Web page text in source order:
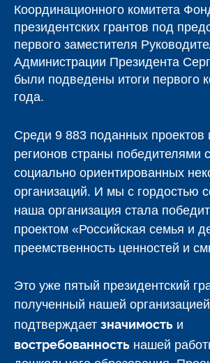
Координационного комитета
президентских грантов под
первого заместителя
Администрации Президента
были подведены итоги первого
года.
Среди 9 883 поданных проектов
регионов страны победителями
социально ориентированных
организаций. И мы с гордостью
наша организация стала
проектом «Российская семья и
преемственность ценностей и
Это уже пятый президентский
полученный нашей
подтверждает значимость и
востребованность нашей